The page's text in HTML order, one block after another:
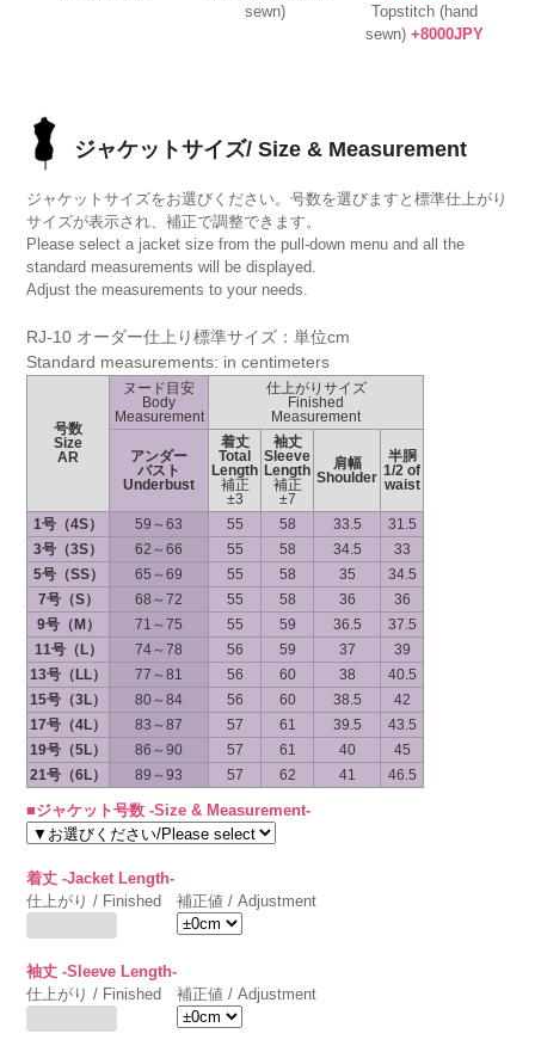
sewn)
Topstitch (hand
sewn) +8000JPY
ジャケットサイズ/ Size & Measurement
ジャケットサイズをお選びください。号数を選びますと標準仕上がり
サイズが表示され、補正で調整できます。
Please select a jacket size from the pull-down menu and all the
standard measurements will be displayed.
Adjust the measurements to your needs.
RJ-10 オーダー仕上り標準サイズ：単位cm
Standard measurements: in centimeters
号数
Size
AR
ヌード目安
Body
Measurement
仕上がりサイズ
Finished
Measurement
アンダー
バスト
Underbust
着丈
Total
Length
補正
±3
袖丈
Sleeve
Length
補正
±7
肩幅
Shoulder
半胴
1/2 of
waist
1号（4S） 59～63 55 58 33.5
31.5
3号（3S）
62～66 55 58 34.5
33
5号（SS）
65～69 55 58 35
34.5
7号（S）
68～72 55 58 36
36
9号（M）
71～75 55 59 36.5
37.5
11号（L）
74～78 56 59 37
39
13号（LL）
77～81 56 60 38
40.5
15号（3L）
80～84 56 60 38.5
42
17号（4L）
83～87 57 61 39.5
43.5
19号（5L）
86～90 57 61 40
45
21号（6L）
89～93 57 62 41 46.5
■ジャケット号数 -Size & Measurement-
着丈 -Jacket Length-
仕上がり / Finished
補正値 / Adjustment
袖丈 -Sleeve Length-
仕上がり / Finished
補正値 / Adjustment